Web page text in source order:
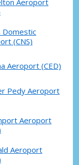
Domestic
(CNS)
Aeroport (CED)
Pedy Aeroport
Aeroport
Aeroport